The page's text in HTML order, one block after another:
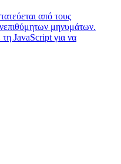
από τους
μηνυμάτων.
τη JavaScript για να